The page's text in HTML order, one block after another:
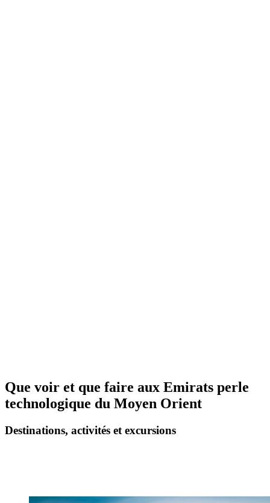
Que voir et que faire aux Emirats perle
technologique du Moyen Orient
Destinations, activités et excursions